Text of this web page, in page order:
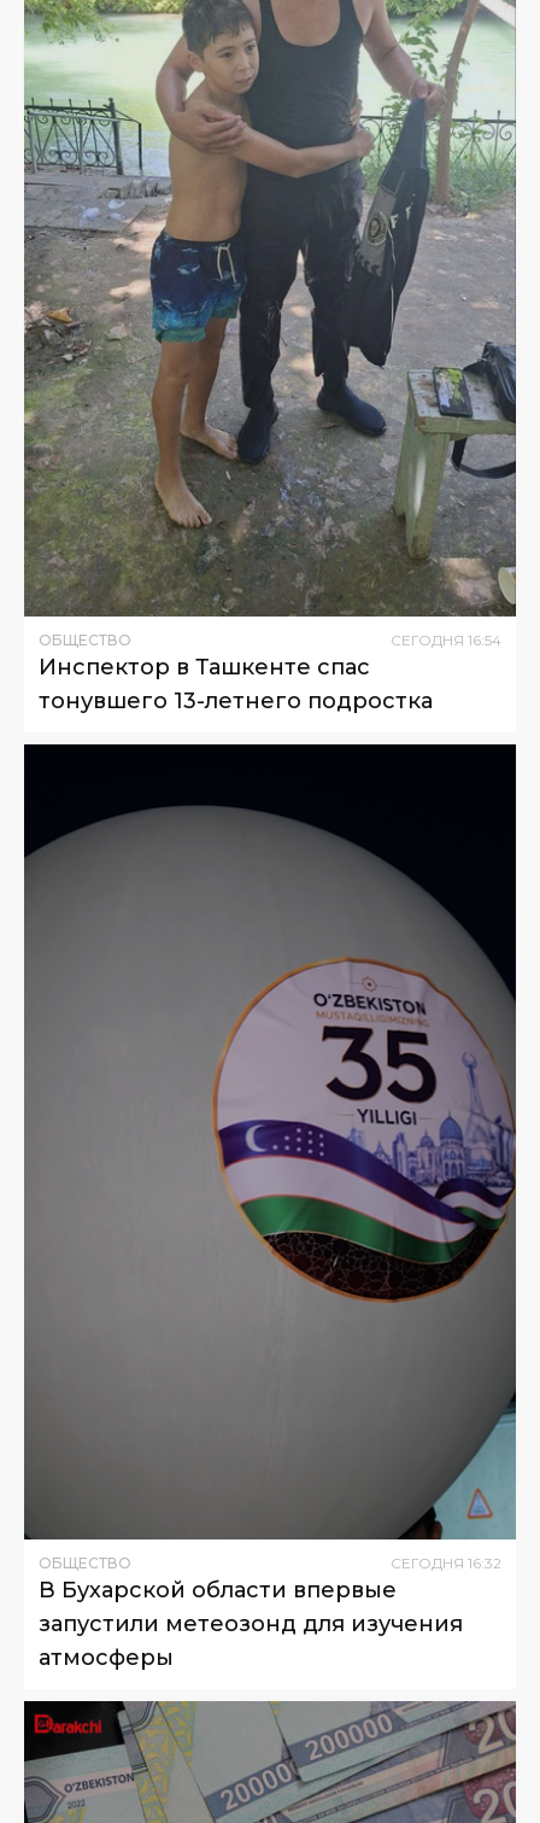
ОБЩЕСТВО СЕГОДНЯ 16:54
Инспектор в Ташкенте спас
тонувшего 13-летнего подростка
ОБЩЕСТВО СЕГОДНЯ 16:32
В Бухарской области впервые
запустили метеозонд для изучения
атмосферы